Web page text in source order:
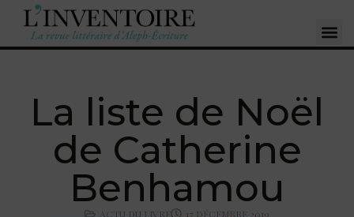
La liste de Noël
de Catherine
Benhamou
ACTU DU LIVRE 17 DÉCEMBRE 2019